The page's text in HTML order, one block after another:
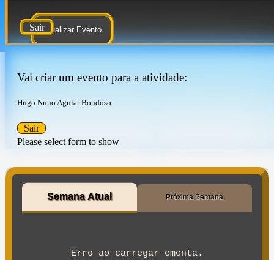
Atualizar Evento
Sair
Vai criar um evento para a atividade:
Hugo Nuno Aguiar Bondoso
Please select form to show
Sair
Semana Atual Próxima Semana
Erro ao carregar ementa.